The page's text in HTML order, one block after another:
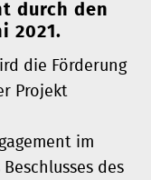
durch den
2021.
die Förderung
Projekt
im
Beschlusses des